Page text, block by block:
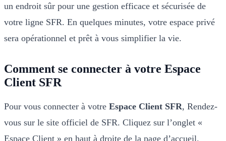
un endroit sûr pour une gestion efficace et sécurisée de
votre ligne SFR. En quelques minutes, votre espace privé
sera opérationnel et prêt à vous simplifier la vie.
Comment se connecter à votre Espace
Client SFR
Pour vous connecter à votre Espace Client SFR, Rendez-
vous sur le site officiel de SFR. Cliquez sur l’onglet «
Espace Client » en haut à droite de la page d’accueil.